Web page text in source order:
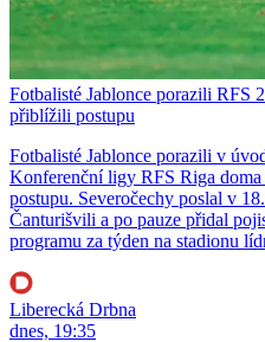
Fotbalisté Jablonce porazili RFS
přiblížili postupu
Fotbalisté Jablonce porazili v
Konferenční ligy RFS Riga
postupu. Severočechy poslal v
Čanturišvili a po pauze přidal
programu za týden na stadionu
Liberecká Drbna
dnes, 19:35